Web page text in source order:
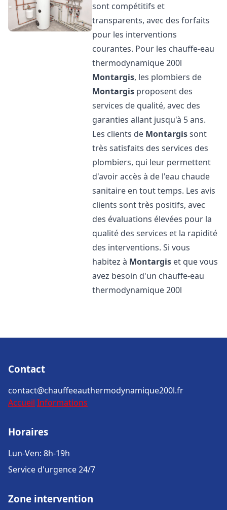
sont compétitifs et
transparents, avec des forfaits
pour les interventions
courantes. Pour les chauffe-eau
thermodynamique 200l
Montargis, les plombiers de
Montargis proposent des
services de qualité, avec des
garanties allant jusqu'à 5 ans.
Les clients de Montargissont
très satisfaits des services des
plombiers, qui leur permettent
d'avoir accès à de l'eau chaude
sanitaire en tout temps. Les avis
clients sont très positifs, avec
des évaluations élevées pour la
qualité des services et la rapidité
des interventions. Si vous
habitez à Montargis et que vous
avez besoin d'un chauffe-eau
thermodynamique 200l
Contact
contact@chauffeeauthermodynamique200l.fr
Accueil Informations
Horaires
Lun-Ven: 8h-19h
Service d'urgence 24/7
Zone intervention